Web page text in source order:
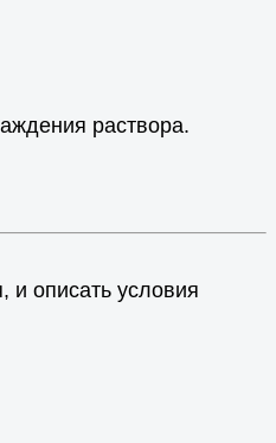
раствора.
и описать условия